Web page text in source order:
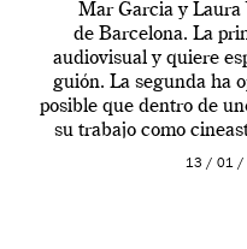
Mar Garcia y Laura
de Barcelona. La
audiovisual y quiere
guión. La segunda ha
posible que dentro de
su trabajo como
13 / 01